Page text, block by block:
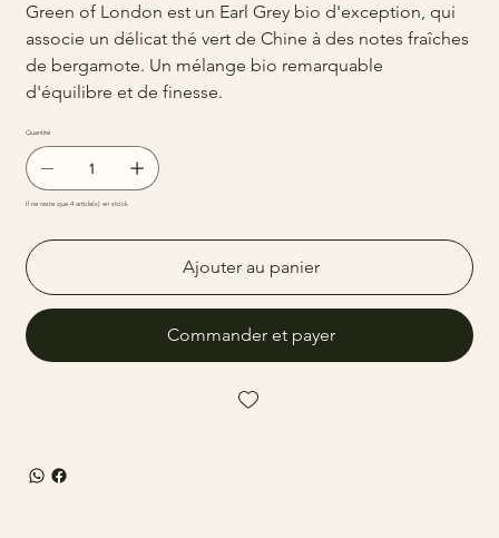
Green of London est un Earl Grey bio d'exception, qui
associe un délicat thé vert de Chine à des notes fraîches
de bergamote. Un mélange bio remarquable
d'équilibre et de finesse.
Quantité
Il ne reste que 4 article(s) en stock
Ajouter au panier
Commander et payer